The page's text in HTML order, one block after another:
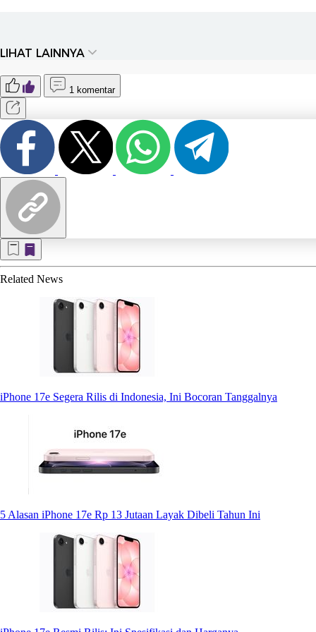
LIHAT LAINNYA
1 komentar
Related News
iPhone 17e Segera Rilis di Indonesia, Ini Bocoran Tanggalnya
5 Alasan iPhone 17e Rp 13 Jutaan Layak Dibeli Tahun Ini